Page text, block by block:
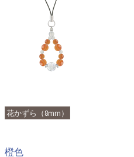
花かずら（8mm）
橙色